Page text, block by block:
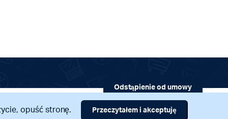
Regulamin |Polityka prywatności
opuść stronę. Przeczytałem i akceptuję
Odstąpienie od umowy